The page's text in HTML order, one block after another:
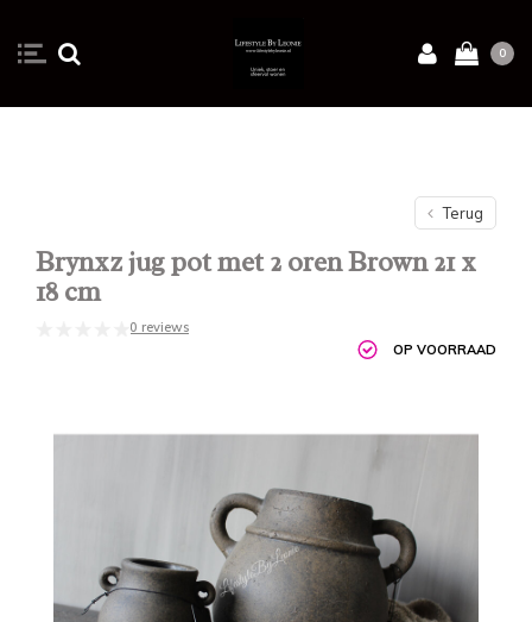
0
Terug
Brynxz jug pot met 2 oren Brown 21 x
18 cm
0 reviews
OP VOORRAAD